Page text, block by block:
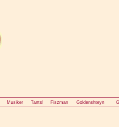
Musiker Tants! Fiszman Goldenshteyn